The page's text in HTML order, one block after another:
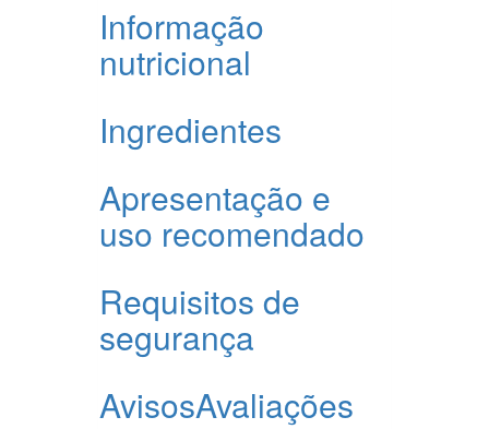
Informação
nutricional
Ingredientes
Apresentação e
uso recomendado
Requisitos de
segurança
AvisosAvaliações